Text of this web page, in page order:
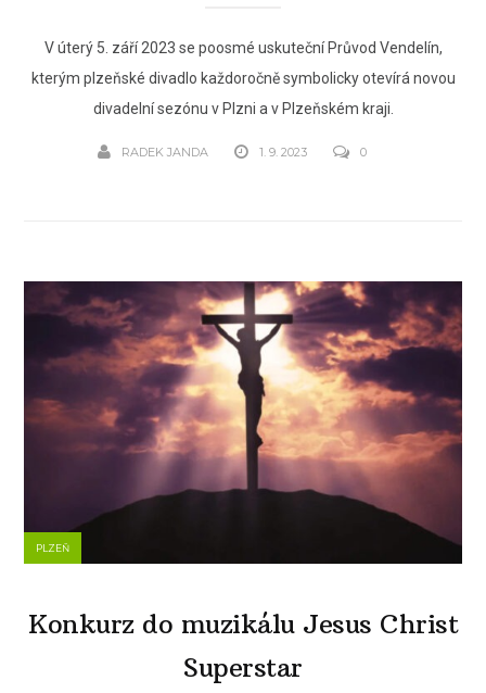
V úterý 5. září 2023 se poosmé uskuteční Průvod Vendelín,
kterým plzeňské divadlo každoročně symbolicky otevírá novou
divadelní sezónu v Plzni a v Plzeňském kraji.
RADEK JANDA 1. 9. 2023 0
PLZEŇ
Konkurz do muzikálu Jesus Christ
Superstar